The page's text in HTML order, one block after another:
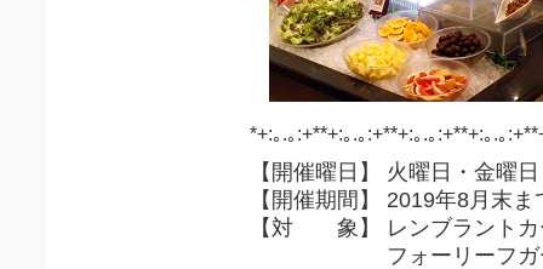
*+:｡.｡:+**+:｡.｡:+**+:｡.｡:+**+:｡.｡
【開催曜日】 火曜日・金曜
【開催期間】 2019年8月末ま
【対 象】 レンブラントカ
フォーリーフガーデ